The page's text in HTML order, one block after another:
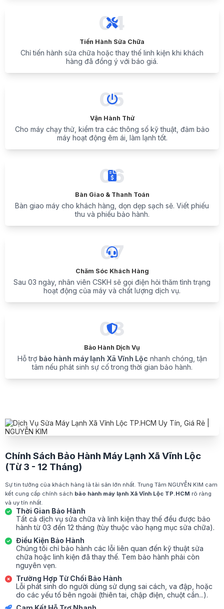
04
Tiến Hành Sửa Chữa
Chỉ tiến hành sửa chữa hoặc thay thế linh kiện khi khách
hàng đã đồng ý với báo giá.
05
Vận Hành Thử
Cho máy chạy thử, kiểm tra các thông số kỹ thuật, đảm bảo
máy hoạt động êm ái, làm lạnh tốt.
06
Bàn Giao & Thanh Toán
Bàn giao máy cho khách hàng, dọn dẹp sạch sẽ. Viết phiếu
thu và phiếu bảo hành.
07
Chăm Sóc Khách Hàng
Sau 03 ngày, nhân viên CSKH sẽ gọi điện hỏi thăm tình trạng
hoạt động của máy và chất lượng dịch vụ.
08
Bảo Hành Dịch Vụ
Hỗ trợ bảo hành máy lạnh Xã Vĩnh Lộc nhanh chóng, tận
tâm nếu phát sinh sự cố trong thời gian bảo hành.
Chính Sách Bảo Hành Máy Lạnh Xã Vĩnh Lộc
(Từ 3 - 12 Tháng)
Sự tin tưởng của khách hàng là tài sản lớn nhất. Trung Tâm NGUYỄN KIM cam
kết cung cấp chính sách bảo hành máy lạnh Xã Vĩnh Lộc TP.HCM rõ ràng
và uy tín nhất.
Thời Gian Bảo Hành
Tất cả dịch vụ sửa chữa và linh kiện thay thế đều được bảo
hành từ 03 đến 12 tháng (tùy thuộc vào hạng mục sửa chữa).
Điều Kiện Bảo Hành
Chúng tôi chỉ bảo hành các lỗi liên quan đến kỹ thuật sửa
chữa hoặc linh kiện đã thay thế. Tem bảo hành phải còn
nguyên vẹn.
Trường Hợp Từ Chối Bảo Hành
Lỗi phát sinh do người dùng sử dụng sai cách, va đập, hoặc
do các yếu tố bên ngoài (thiên tai, chập điện, chuột cắn...).